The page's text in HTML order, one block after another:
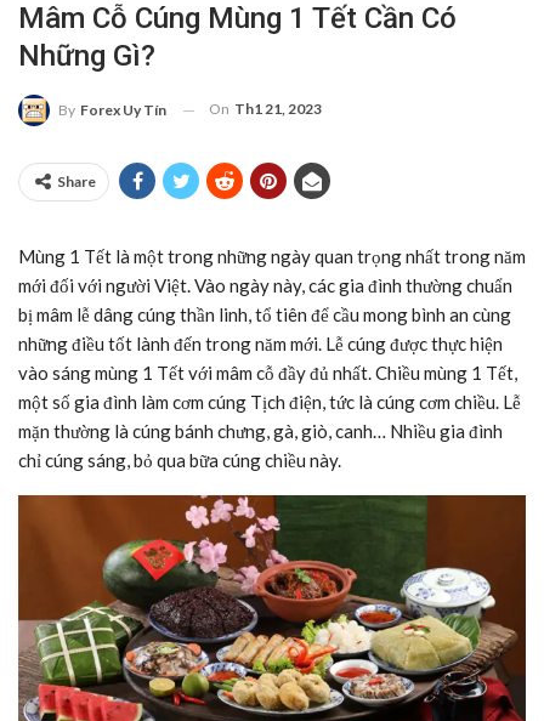
Mâm Cỗ Cúng Mùng 1 Tết Cần Có
Những Gì?
By Forex Uy Tín On Th1 21, 2023
Share
Mùng 1 Tết là một trong những ngày quan trọng nhất trong năm
mới đối với người Việt. Vào ngày này, các gia đình thường chuẩn
bị mâm lễ dâng cúng thần linh, tổ tiên để cầu mong bình an cùng
những điều tốt lành đến trong năm mới. Lễ cúng được thực hiện
vào sáng mùng 1 Tết với mâm cỗ đầy đủ nhất. Chiều mùng 1 Tết,
một số gia đình làm cơm cúng Tịch điện, tức là cúng cơm chiều. Lễ
mặn thường là cúng bánh chưng, gà, giò, canh… Nhiều gia đình
chỉ cúng sáng, bỏ qua bữa cúng chiều này.